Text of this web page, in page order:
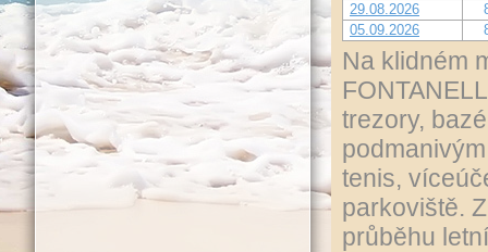
29.08.2026
05.09.2026
Na klidném
trezory,
tenis,
parkoviště.
průběhu